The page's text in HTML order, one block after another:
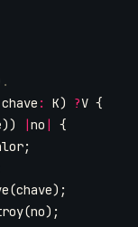
chave : K) ?V {
)) |no |
{
;
(chave);
(no);